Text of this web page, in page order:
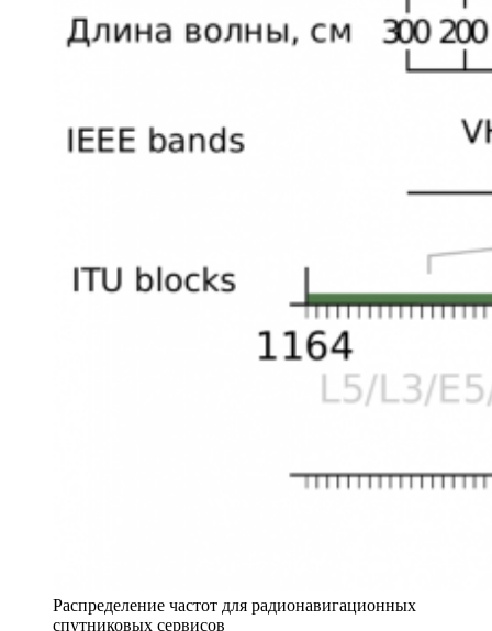
Распределение частот для радионавигационных
спутниковых сервисов